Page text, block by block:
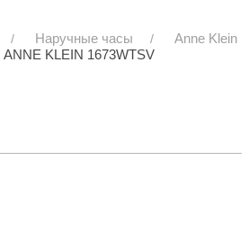
Наручные часы
Anne Klein
ANNE KLEIN 1673WTSV